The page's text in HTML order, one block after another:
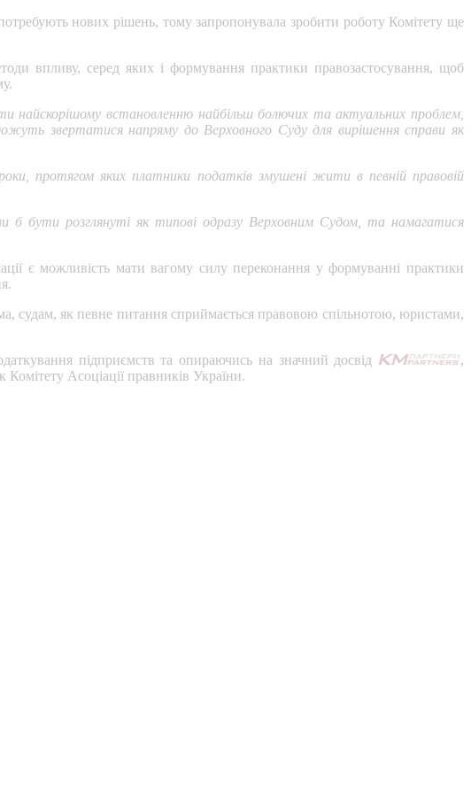
нових рішень, тому запропонувала зробити роботу Комітету ще
впливу, серед яких і формування практики правозастосування, щоб
найскорішому встановленню найбільш болючих та актуальних проблем,
звертатися напряму до Верховного Суду для вирішення справи як
протягом яких платники податків змушені жити в певній правовій
бути розглянуті як типові одразу Верховним Судом, та намагатися
є можливість мати вагому силу переконання у формуванні практики
судам, як певне питання сприймається правовою спільнотою, юристами,
підприємств та опираючись на значний досвід
,
Комітету Асоціації правників України.